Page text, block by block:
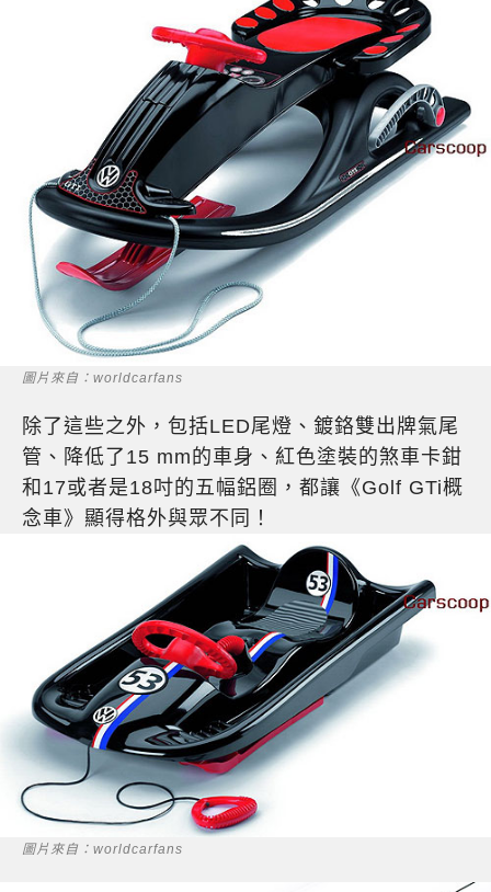
圖片來自：worldcarfans
除了這些之外，包括LED尾燈、鍍鉻雙出牌氣尾
管、降低了15 mm的車身、紅色塗裝的煞車卡鉗
和17或者是18吋的五幅鋁圈，都讓《Golf GTi概
念車》顯得格外與眾不同！
圖片來自：worldcarfans